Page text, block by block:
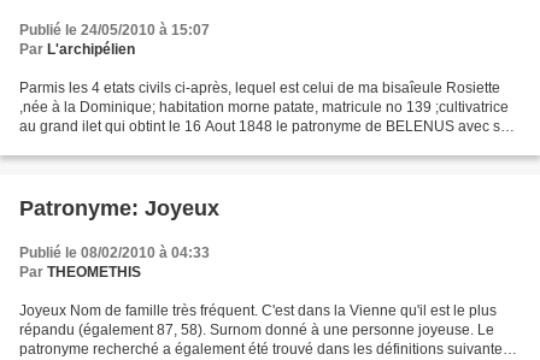
Publié le 24/05/2010 à 15:07
Par L'archipélien
Parmis les 4 etats civils ci-après, lequel est celui de ma bisaîeule Rosiette
,née à la Dominique; habitation morne patate, matricule no 139 ;cultivatrice
au grand ilet qui obtint le 16 Aout 1848 le patronyme de BELENUS avec ses
Patronyme: Joyeux
Publié le 08/02/2010 à 04:33
Par THEOMETHIS
Joyeux Nom de famille très fréquent. C'est dans la Vienne qu'il est le plus
répandu (également 87, 58). Surnom donné à une personne joyeuse. Le
patronyme recherché a également été trouvé dans les définitions suivantes :